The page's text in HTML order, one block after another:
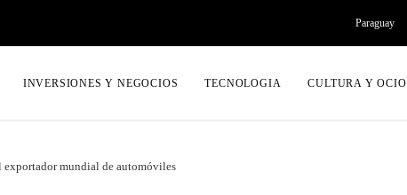
Paraguay
INVERSIONES Y NEGOCIOS TECNOLOGIA CULTURA Y OCIO
mundial de automóviles